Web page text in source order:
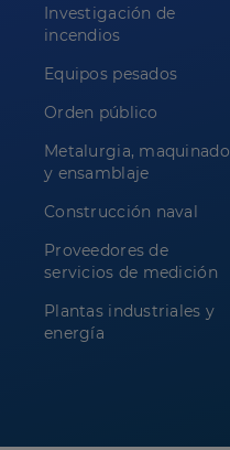
Investigación de
incendios
Equipos pesados
Orden público
Metalurgia, maquinado
y ensamblaje
Construcción naval
Proveedores de
servicios de medición
Plantas industriales y
energía